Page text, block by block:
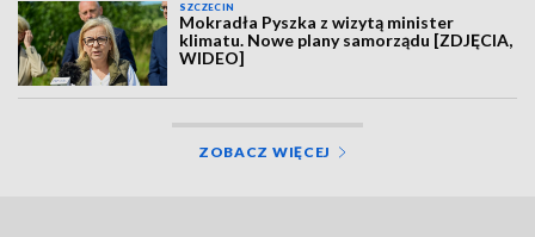
SZCZECIN
Mokradła Pyszka z wizytą minister
klimatu. Nowe plany samorządu [ZDJĘCIA,
WIDEO]
ZOBACZ WIĘCEJ